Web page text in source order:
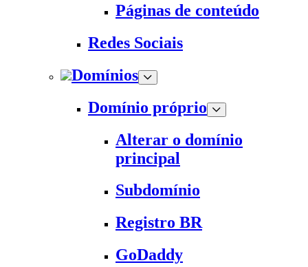
Páginas de conteúdo
Redes Sociais
Domínios
Domínio próprio
Alterar o domínio
principal
Subdomínio
Registro BR
GoDaddy